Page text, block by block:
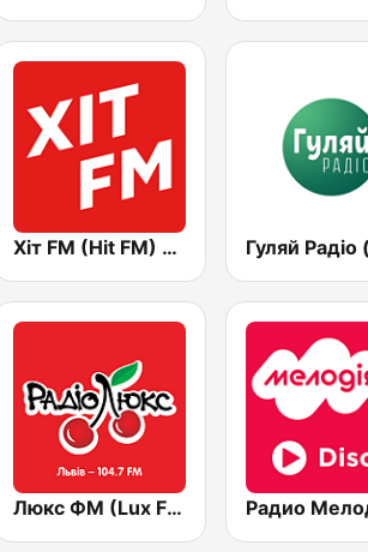
Хіт FM (Hit FM) - Ukr
Люкс ФМ (Lux FM) Львів